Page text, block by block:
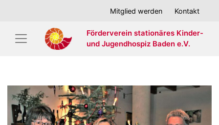
Mitglied werden Kontakt
Förderverein stationäres Kinder-
und Jugendhospiz Baden e.V.